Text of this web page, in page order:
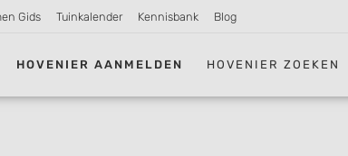
Gids Tuinkalender Kennisbank Blog
HOVENIER AANMELDEN HOVENIER ZOEKEN